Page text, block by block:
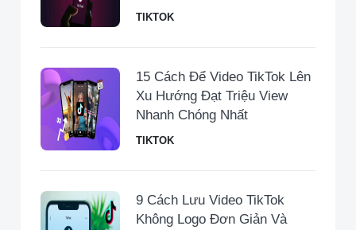
TIKTOK
15 Cách Để Video TikTok Lên
Xu Hướng Đạt Triệu View
Nhanh Chóng Nhất
TIKTOK
9 Cách Lưu Video TikTok
Không Logo Đơn Giản Và